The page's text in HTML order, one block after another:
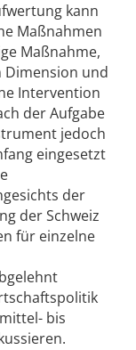
kann
Maßnahmen
Maßnahme,
und
Intervention
der Aufgabe
jedoch
eingesetzt
der
der Schweiz
für einzelne
bis